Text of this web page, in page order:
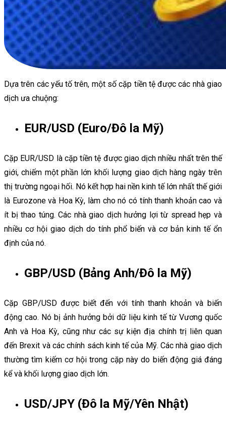
Dựa trên các yếu tố trên, một số cặp tiền tệ được các nhà giao
dịch ưa chuộng:
EUR/USD (Euro/Đô la Mỹ)
Cặp EUR/USD là cặp tiền tệ được giao dịch nhiều nhất trên thế
giới, chiếm một phần lớn khối lượng giao dịch hàng ngày trên
thị trường ngoại hối. Nó kết hợp hai nền kinh tế lớn nhất thế giới
là Eurozone và Hoa Kỳ, làm cho nó có tính thanh khoản cao và
ít bị thao túng. Các nhà giao dịch hưởng lợi từ spread hẹp và
nhiều cơ hội giao dịch do tính phổ biến và cơ bản kinh tế ổn
định của nó.
GBP/USD (Bảng Anh/Đô la Mỹ)
Cặp GBP/USD được biết đến với tính thanh khoản và biến
động cao. Nó bị ảnh hưởng bởi dữ liệu kinh tế từ Vương quốc
Anh và Hoa Kỳ, cũng như các sự kiện địa chính trị liên quan
đến Brexit và các chính sách kinh tế của Mỹ. Các nhà giao dịch
thường tìm kiếm cơ hội trong cặp này do biến động giá đáng
kể và khối lượng giao dịch lớn.
USD/JPY (Đô la Mỹ/Yên Nhật)